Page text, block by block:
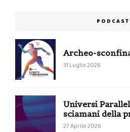
PODCAST
Archeo-
31 Luglio 2026
Universi
sciamani della
27 Aprile 2026